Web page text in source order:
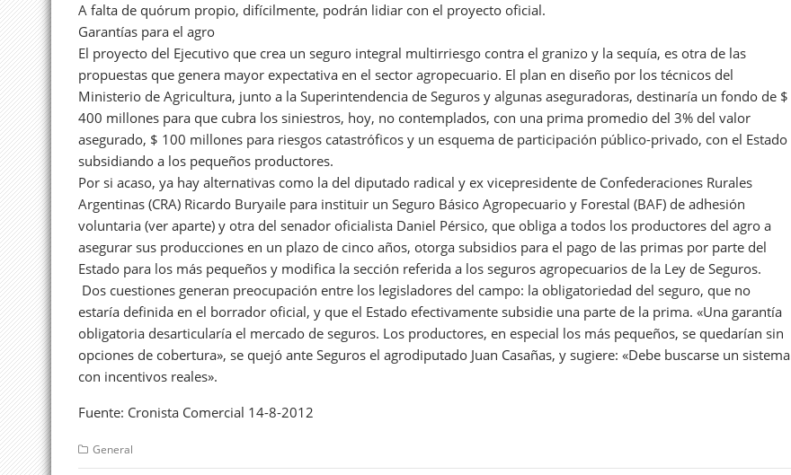
A falta de quórum propio, difícilmente, podrán lidiar con el proyecto oficial.
Garantías para el agro
El proyecto del Ejecutivo que crea un seguro integral multirriesgo contra el granizo y la sequía, es otra de las
propuestas que genera mayor expectativa en el sector agropecuario. El plan en diseño por los técnicos del
Ministerio de Agricultura, junto a la Superintendencia de Seguros y algunas aseguradoras, destinaría un fondo de $
400 millones para que cubra los siniestros, hoy, no contemplados, con una prima promedio del 3% del valor
asegurado, $ 100 millones para riesgos catastróficos y un esquema de participación público-privado, con el Estado
subsidiando a los pequeños productores.
Por si acaso, ya hay alternativas como la del diputado radical y ex vicepresidente de Confederaciones Rurales
Argentinas (CRA) Ricardo Buryaile para instituir un Seguro Básico Agropecuario y Forestal (BAF) de adhesión
voluntaria (ver aparte) y otra del senador oficialista Daniel Pérsico, que obliga a todos los productores del agro a
asegurar sus producciones en un plazo de cinco años, otorga subsidios para el pago de las primas por parte del
Estado para los más pequeños y modifica la sección referida a los seguros agropecuarios de la Ley de Seguros.
Dos cuestiones generan preocupación entre los legisladores del campo: la obligatoriedad del seguro, que no
estaría definida en el borrador oficial, y que el Estado efectivamente subsidie una parte de la prima. «Una garantía
obligatoria desarticularía el mercado de seguros. Los productores, en especial los más pequeños, se quedarían sin
opciones de cobertura», se quejó ante Seguros el agrodiputado Juan Casañas, y sugiere: «Debe buscarse un sistema
con incentivos reales».
Fuente: Cronista Comercial 14-8-2012
General